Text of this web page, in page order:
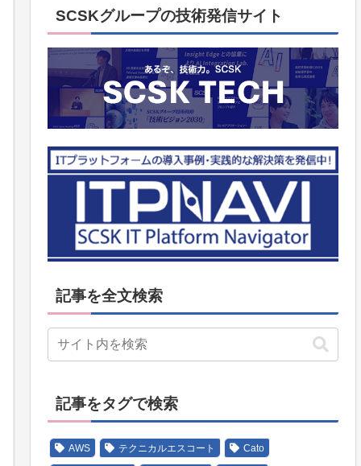
SCSKグループの技術発信サイト
記事を全文検索
記事をタグで検索
AWS テクニカルエスコート Cato